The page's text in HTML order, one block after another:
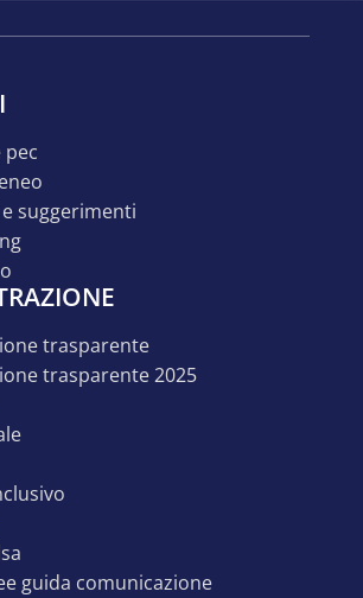
pec
e suggerimenti
trasparente
trasparente 2025
guida comunicazione